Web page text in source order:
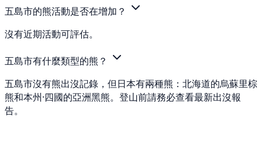
五島市的熊活動是否在增加？
沒有近期活動可評估。
五島市有什麼類型的熊？
五島市沒有熊出沒記錄，但日本有兩種熊：北海道的烏蘇里棕
熊和本州·四國的亞洲黑熊。登山前請務必查看最新出沒報
告。